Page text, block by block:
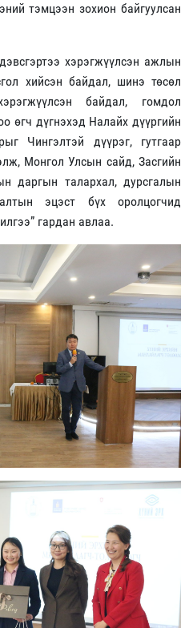
тэмцээн зохион байгуулсан
хэрэгжүүлсэн ажлын
хийсэн байдал, шинэ төсөл
байдал, гомдол
өгч дүгнэхэд Налайх дүүргийн
Чингэлтэй дүүрэг, гутгаар
Монгол Улсын сайд, Засгийн
даргын талархал, дурсгалын
эцэст бүх оролцогчид
гардан авлаа.